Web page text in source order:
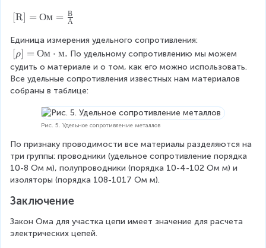
}
S
}
\
)
}
\
e
x
t
{
[
О
м
=
\
fr
a
c
{
[R] = Ом = А
В
Единица измерения удельного сопротивления:
[
\
r
h
м
\
c
d
o
t
м
.
[ρ] = Ом ⋅ м. По удельному сопротивлению мы можем
судить о материале и о том, как его можно использовать.
Все удельные сопротивления известных нам материалов
собраны в таблице:
Рис. 5. Удельное сопротивление металлов
По признаку проводимости все материалы разделяются на
три группы: проводники (удельное сопротивление порядка
10-8 Ом м), полупроводники (порядка 10-4-102 Ом м) и
изоляторы (порядка 108-1017 Ом м).
Заключение
Закон Ома для участка цепи имеет значение для расчета
электрических цепей.